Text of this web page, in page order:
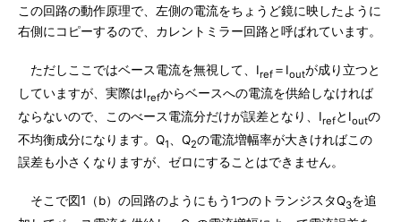
この回路の動作原理で、左側の電流をちょうど鏡に映したように
右側にコピーするので、カレントミラー回路と呼ばれています。
ただしここではベース電流を無視して、Iref ＝Ioutが成り立つと
していますが、実際はIrefからベースへの電流を供給しなければ
ならないので、このべース電流分だけが誤差となり、IrefとIoutの
不均衡成分になります。Q1 、Q2の電流増幅率が大きければこの
誤差も小さくなりますが、ゼロにすることはできません。
そこで図1（b）の回路のようにもう1つのトランジスタQ3を追